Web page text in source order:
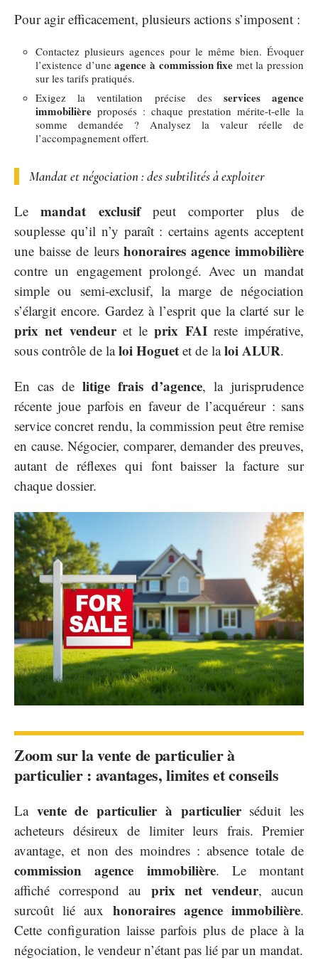
Pour agir efficacement, plusieurs actions s’imposent :
Contactez plusieurs agences pour le même bien. Évoquer
l’existence d’uneagence à commission fixe met la pression
sur les tarifs pratiqués.
Exigez la ventilation précise des services agence
immobilière proposés : chaque prestation mérite-t-elle la
somme demandée ? Analysez la valeur réelle de
l’accompagnement offert.
Mandat et négociation : des subtilités à exploiter
Lemandat exclusifpeut comporter plus de
souplesse qu’il n’y paraît : certains agents acceptent
une baisse de leurshonoraires agence immobilière
contre un engagement prolongé. Avec un mandat
simple ou semi-exclusif, la marge de négociation
s’élargit encore. Gardez à l’esprit que la clarté sur le
prix net vendeuret leprix FAIreste impérative,
sous contrôle de laloi Hoguet et de laloi ALUR.
En cas de litige frais d’agence, la jurisprudence
récente joue parfois en faveur de l’acquéreur : sans
service concret rendu, la commission peut être remise
en cause. Négocier, comparer, demander des preuves,
autant de réflexes qui font baisser la facture sur
chaque dossier.
Zoom sur la vente de particulier à
particulier : avantages, limites et conseils
La vente de particulier à particulierséduit les
acheteurs désireux de limiter leurs frais. Premier
avantage, et non des moindres : absence totale de
commission agence immobilière. Le montant
affiché correspond au prix net vendeur, aucun
surcoût lié aux honoraires agence immobilière.
Cette configuration laisse parfois plus de place à la
négociation, le vendeur n’étant pas lié par un mandat.